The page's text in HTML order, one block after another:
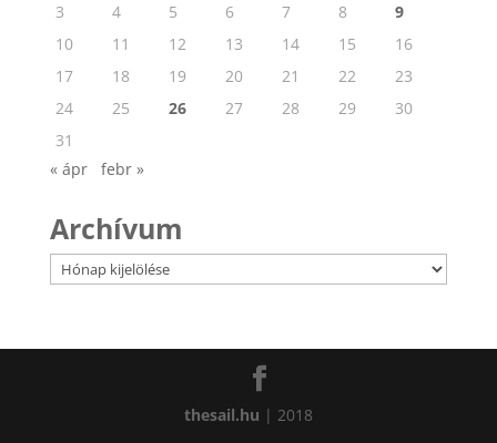
3
4 5 6 7 8
9
10
11 12 13 14 15
16
17
18 19 20 21 22
23
24
25 26 27 28 29
30
31
« ápr
febr »
Archívum
Archívum
thesail.hu | 2018